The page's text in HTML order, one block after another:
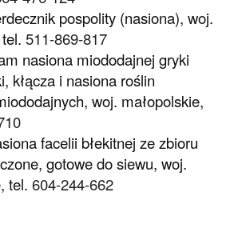
pospolity (nasiona), woj.
511-869-817
nasiona miododajnej gryki
kłącza i nasiona roślin
woj. małopolskie,
facelii błekitnej ze zbioru
gotowe do siewu, woj.
tel. 604-244-662